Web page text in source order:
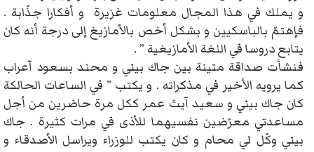
و يملك في هذا المجال معلومات غزيرة و أفكارا جذّابة .
فإهتمّ بالباسكيين و بشكل أخص بالأمازيغ إلى درجة أنه كان
يتابع دروسا في اللغة الأمازيغية ” .
فنشأت صداقة متينة بين جاك بيني و محند بسعود آعراب
كما يرويه الأخير في مذكراته . و يكتب ” في الساعات الحالكة
كان جاك بيني و سعيد آيث عمر ككل مرة حاضرين من أجل
مساعدتي معرّضين نفسيهما للأذى في مرات كثيرة . جاك
بيني وكّل لي محام و كان يكتب للوزراء ويراسل الأصدقاء و